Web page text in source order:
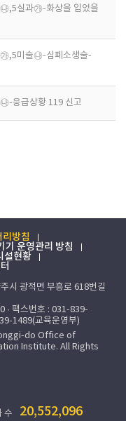
,5실과㉮-화상을 입었을
,5미술㉯-심폐소생술-
-응급상황 119 신고
방침
기 운영관리 방침
설현황
시 광적면 부흥로 618번길
· 팩스번호 : 031-839-
1489(교육운영부)
do Office of
Institute. All Rights
수 20,552,096